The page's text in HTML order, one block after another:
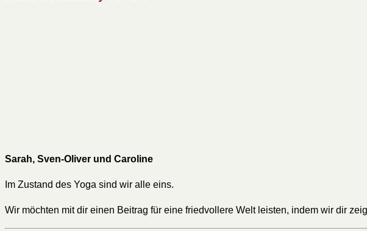
Sarah, Sven-Oliver und Caroline
Im Zustand des Yoga sind wir alle eins.
Wir möchten mit dir einen Beitrag für eine friedvollere Welt leisten, indem wir dir